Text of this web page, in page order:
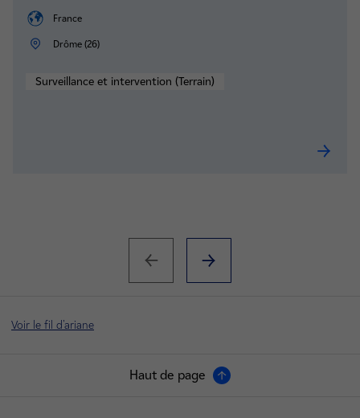
France
Drôme (26)
Surveillance et intervention (Terrain)
Voir le fil d'ariane
Haut de page